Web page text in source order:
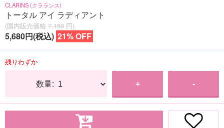
CLARINS (クラランス)
トータル アイ ラディアント
(国内販売価格 7,150 円)
5,680円(税込) 21% OFF
残りわずか
数量: + -